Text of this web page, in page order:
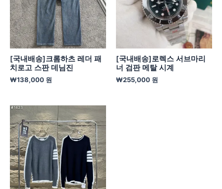
[국내배송]크롬하츠 레더 패
치로고 스판 데님진
₩138,000 원
[국내배송]로렉스 서브마리
너 검판 메탈 시계
₩255,000 원